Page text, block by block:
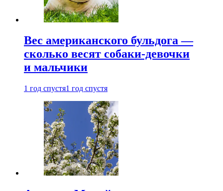
Вес американского бульдога —
сколько весят собаки-девочки
и мальчики
1 год спустя1 год спустя